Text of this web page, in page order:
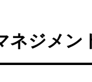
ネジメン